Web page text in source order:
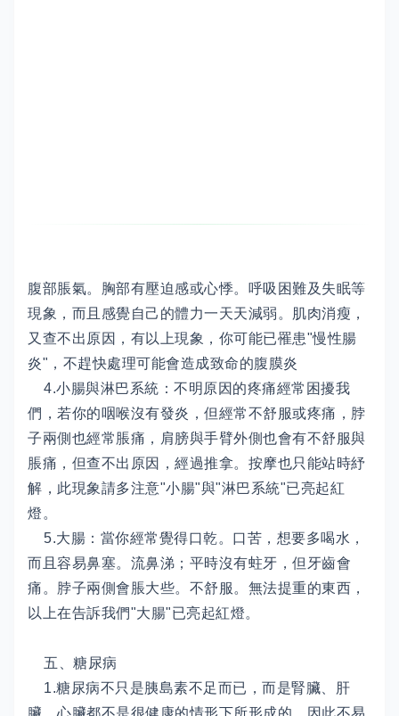
腹部脹氣。胸部有壓迫感或心悸。呼吸困難及失眠等
現象，而且感覺自己的體力一天天減弱。肌肉消瘦，
又查不出原因，有以上現象，你可能已罹患"慢性腸
炎"，不趕快處理可能會造成致命的腹膜炎
4.小腸與淋巴系統：不明原因的疼痛經常困擾我
們，若你的咽喉沒有發炎，但經常不舒服或疼痛，脖
子兩側也經常脹痛，肩膀與手臂外側也會有不舒服與
脹痛，但查不出原因，經過推拿。按摩也只能站時紓
解，此現象請多注意"小腸"與"淋巴系統"已亮起紅
燈。
5.大腸：當你經常覺得口乾。口苦，想要多喝水，
而且容易鼻塞。流鼻涕；平時沒有蛀牙，但牙齒會
痛。脖子兩側會脹大些。不舒服。無法提重的東西，
以上在告訴我們"大腸"已亮起紅燈。
五、糖尿病
1.糖尿病不只是胰島素不足而已，而是腎臟、肝
臟、心臟都不是很健康的情形下所形成的，因此不易